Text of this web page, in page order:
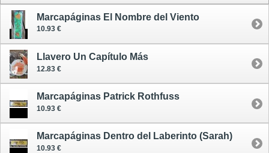
Marcapáginas El Nombre del Viento
10.93 €
Llavero Un Capítulo Más
12.83 €
Marcapáginas Patrick Rothfuss
10.93 €
Marcapáginas Dentro del Laberinto (Sarah)
10.93 €